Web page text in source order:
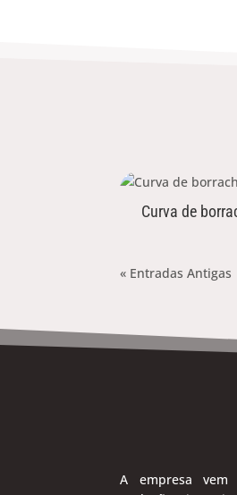
Curva de
« Entradas Antigas
A empresa vem